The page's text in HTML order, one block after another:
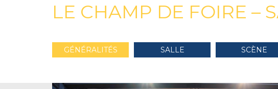
LE CHAMP DE FOIRE –
GÉNÉRALITÉS SALLE SCÈNE